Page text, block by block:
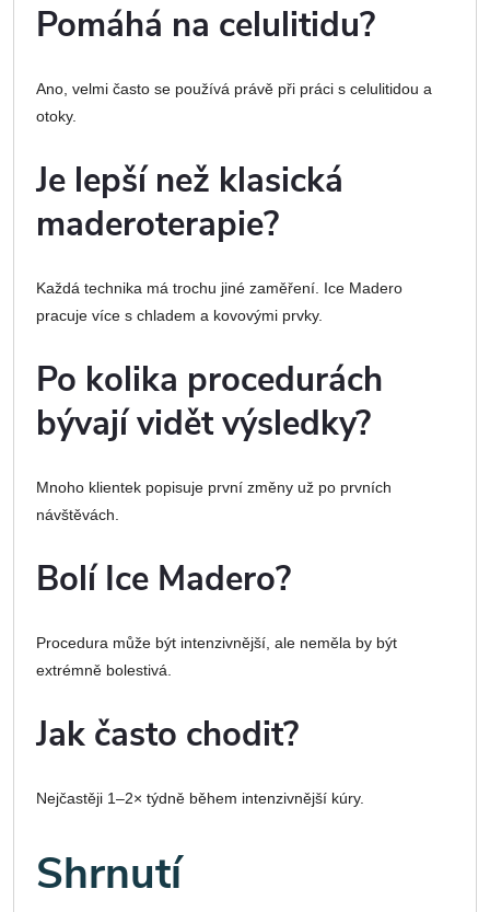
Pomáhá na celulitidu?
Ano, velmi často se používá právě při práci s celulitidou a
otoky.
Je lepší než klasická
maderoterapie?
Každá technika má trochu jiné zaměření. Ice Madero
pracuje více s chladem a kovovými prvky.
Po kolika procedurách
bývají vidět výsledky?
Mnoho klientek popisuje první změny už po prvních
návštěvách.
Bolí Ice Madero?
Procedura může být intenzivnější, ale neměla by být
extrémně bolestivá.
Jak často chodit?
Nejčastěji 1–2× týdně během intenzivnější kúry.
Shrnutí